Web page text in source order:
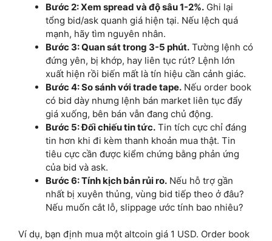
Bước 2: Xem spread và độ sâu 1-2%. Ghi lại
tổng bid/ask quanh giá hiện tại. Nếu lệch quá
mạnh, hãy tìm nguyên nhân.
Bước 3: Quan sát trong 3-5 phút. Tường lệnh có
đứng yên, bị khớp, hay liên tục rút? Lệnh lớn
xuất hiện rồi biến mất là tín hiệu cần cảnh giác.
Bước 4: So sánh với trade tape. Nếu order book
có bid dày nhưng lệnh bán market liên tục đẩy
giá xuống, bên bán vẫn đang chủ động.
Bước 5: Đối chiếu tin tức. Tin tích cực chỉ đáng
tin hơn khi đi kèm thanh khoản mua thật. Tin
tiêu cực cần được kiểm chứng bằng phản ứng
của bid và ask.
Bước 6: Tính kịch bản rủi ro. Nếu hỗ trợ gần
nhất bị xuyên thủng, vùng bid tiếp theo ở đâu?
Nếu muốn cắt lỗ, slippage ước tính bao nhiêu?
Ví dụ, bạn định mua một altcoin giá 1 USD. Order book